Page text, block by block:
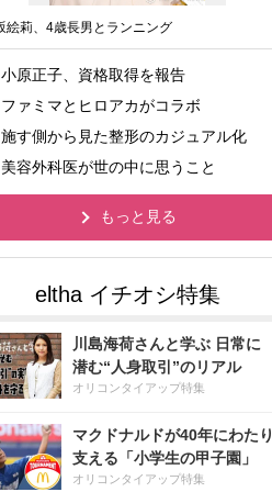
絵莉、4歳長男とランニング
小原正子、資格取得を報告
ファミマとヒロアカがコラボ
施す側から見た整形のカジュアル化
美容外科医が世の中に思うこと
もっと見る
川島海荷さんと学ぶ 日常に
潜む“人身取引”のリアル
オリコンタイアップ特集
マクドナルドが40年にわたり
支える「小学生の甲子園」
オリコンタイアップ特集